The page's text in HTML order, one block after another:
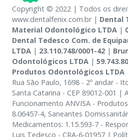
Copyright © 2022 | Todos os
www.dentalfenix.com.br | Dental
Material Odontológico LTDA |
Dental Tedesco Com. de
LTDA | 23.110.748/0001-42 |
Odontológicos LTDA |
Produtos Odontológicos LTDA
Rua São Paulo, 1698 - 2º andar -
Santa Catarina - CEP 89012-001 |
Funcionamento ANVISA -
8.06457-4, Saneantes
Medicamentos: 1.15.593-7 -
Luis Tedesco - CRA-6-01957 |